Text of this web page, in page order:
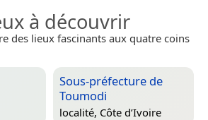
à découvrir
des lieux fascinants aux quatre coins
Sous-préfecture de
Toumodi
localité, Côte d’Ivoire